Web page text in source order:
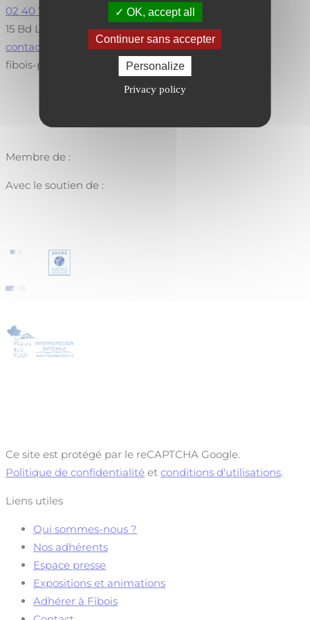
OK, accept all
Continuer sans accepter
Personalize
Privacy policy
02 40 73 73 30
15 Bd Léon Bureau, 44200 Nantes
contact@fibois-paysdelaloire.fr
fibois-paysdelaloire.fr
Membre de :
Avec le soutien de :
Ce site est protégé par le reCAPTCHA Google.
Politique de confidentialité et conditions d'utilisations.
Liens utiles
Qui sommes-nous ?
Nos adhérents
Espace presse
Expositions et animations
Adhérer à Fibois